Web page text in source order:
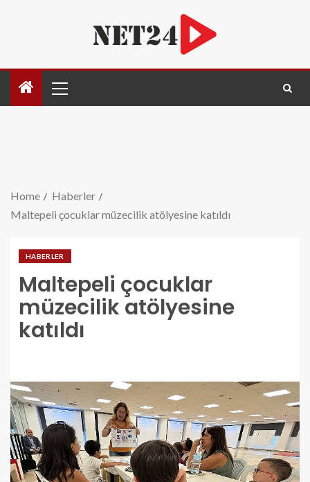
Home
Haberler
Maltepeli çocuklar müzecilik atölyesine katıldı
HABERLER
Maltepeli çocuklar
müzecilik atölyesine
katıldı